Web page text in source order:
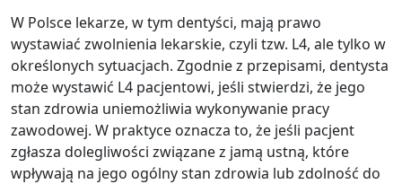
W Polsce lekarze, w tym dentyści, mają prawo
wystawiać zwolnienia lekarskie, czyli tzw. L4, ale tylko w
określonych sytuacjach. Zgodnie z przepisami, dentysta
może wystawić L4 pacjentowi, jeśli stwierdzi, że jego
stan zdrowia uniemożliwia wykonywanie pracy
zawodowej. W praktyce oznacza to, że jeśli pacjent
zgłasza dolegliwości związane z jamą ustną, które
wpływają na jego ogólny stan zdrowia lub zdolność do